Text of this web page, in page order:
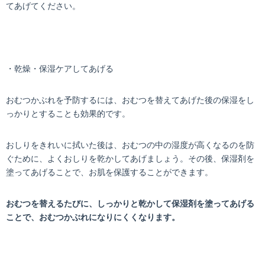
てあげてください。
・乾燥・保湿ケアしてあげる
おむつかぶれを予防するには、おむつを替えてあげた後の保湿をし
っかりとすることも効果的です。
おしりをきれいに拭いた後は、おむつの中の湿度が高くなるのを防
ぐために、よくおしりを乾かしてあげましょう。その後、保湿剤を
塗ってあげることで、お肌を保護することができます。
おむつを替えるたびに、しっかりと乾かして保湿剤を塗ってあげる
ことで、おむつかぶれになりにくくなります。